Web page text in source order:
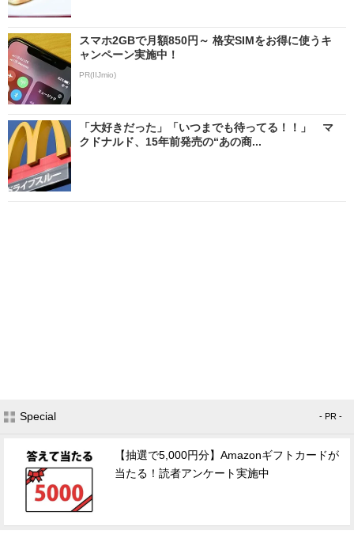
スマホ2GBで月額850円～ 格安SIMをお得に使うキ
ャンペーン実施中！
PR(IIJmio)
「大好きだった」「いつまでも待ってる！！」 マ
クドナルド、15年前発売の“あの商...
Special - PR -
【抽選で5,000円分】Amazonギフトカードが
当たる！読者アンケート実施中